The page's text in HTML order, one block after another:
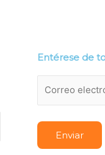
Entérese de